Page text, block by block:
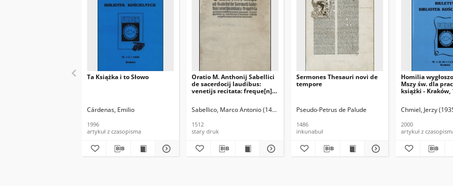
Ta Książka i to Słowo
Cárdenas, Emilio
1996
artykuł z czasopisma
Oratio M. Anthonij Sabellici
de sacerdocij laudibus:
venetijs recitata: freque[n]ti
Epistolio: ex diuersis diui
congestu[m] vitam
co[m]plectens clericorum.
Sabellico, Marco Antonio (1436-1506) Hieronim (św. ; ca 340-ca 420)
1512
stary druk
Sermones Thesauri novi de
tempore
Pseudo-Petrus de Palude
1486
inkunabuł
Homilia
Mszy św. dla
książki - Kraków,
Chmiel, Jerzy
2000
artykuł z